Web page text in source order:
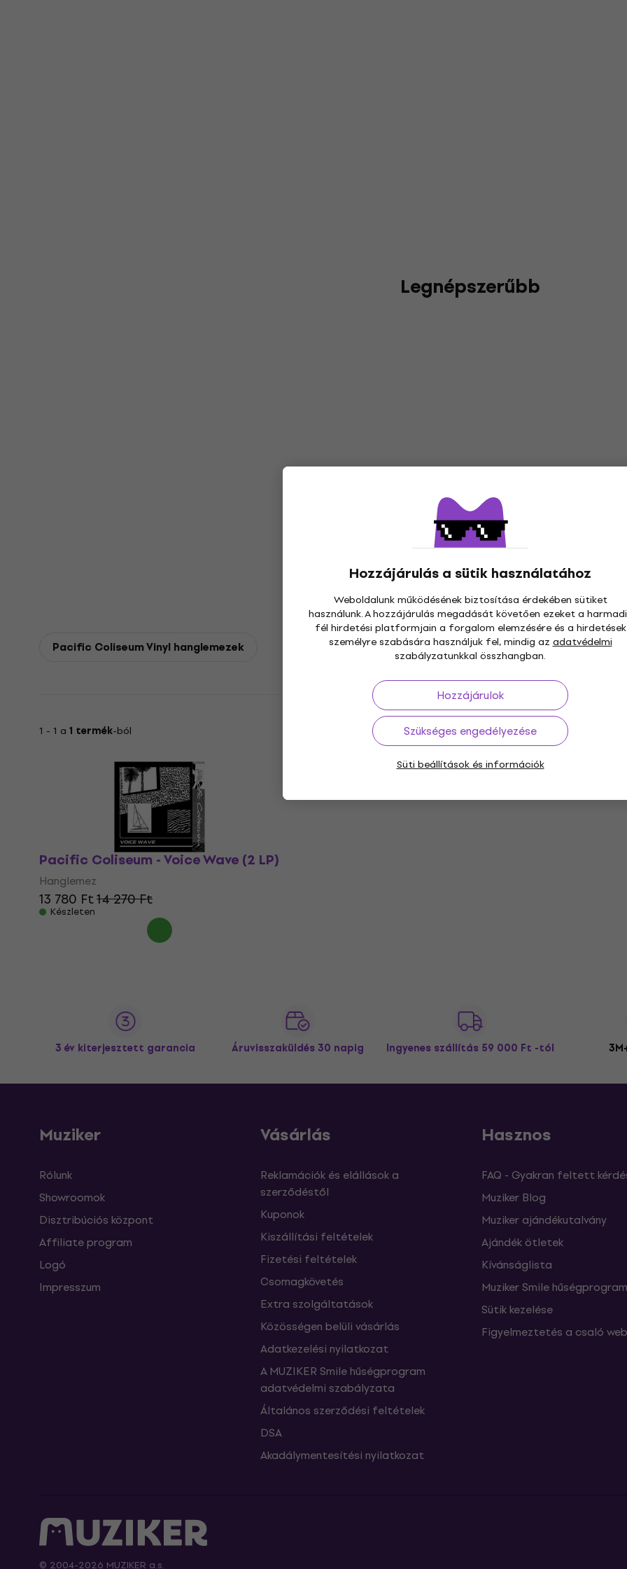
Hozzájárulás a sütik használatához
Weboldalunk működésének biztosítása érdekében sütiket
használunk. A hozzájárulás megadását követően ezeket a
fél hirdetési platformjain a forgalom elemzésére és a hirdetések
személyre szabására használjuk fel, mindig azadatvédelmi
szabályzatunkkal összhangban.
Hozzájárulok
Szükséges engedélyezése
Süti beállítások és információk
Legnépszerűbb
Pacific Coliseum Vinyl hanglemezek
1 - 1 a 1 termék-ból
Pacific Coliseum - Voice Wave (2 LP)
Hanglemez
13 780 Ft14 270 Ft
Készleten
3 év kiterjesztett garancia Áruvisszaküldés 30 napig Ingyenes szállítás 59 000 Ft -tól
Muziker
Rólunk
Showroomok
Disztribúciós központ
Affiliate program
Logó
Impresszum
Vásárlás
Reklamációk és elállások a
szerződéstől
Kuponok
Kiszállítási feltételek
Fizetési feltételek
Csomagkövetés
Extra szolgáltatások
Közösségen belüli vásárlás
Adatkezelési nyilatkozat
A MUZIKER Smile hűségprogram
adatvédelmi szabályzata
Általános szerződési feltételek
DSA
Akadálymentesítési nyilatkozat
Hasznos
FAQ - Gyakran feltett
Muziker Blog
Muziker ajándékutalvány
Ajándék ötletek
Kívánságlista
Muziker Smile hűségprogram
Sütik kezelése
Figyelmeztetés a csaló
© 2004-2026 MUZIKER a.s.